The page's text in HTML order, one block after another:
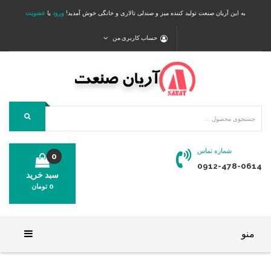
به این آریان صنعت تولید کننده میز و صندلی تالاری و خانگی خوش آمدید! ورود یا عضویت
حساب کاربری من
شماره تماس
0912-478-0614
سبد خرید
0
0 تومان
منو